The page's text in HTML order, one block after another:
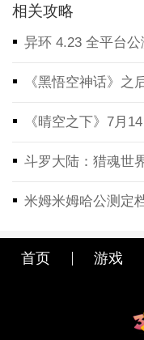
相关攻略
异环 4.23 全平台
《黑悟空神话》
《晴空之下》7月
斗罗大陆：猎魂世
米姆米姆哈公测定
首页 游戏